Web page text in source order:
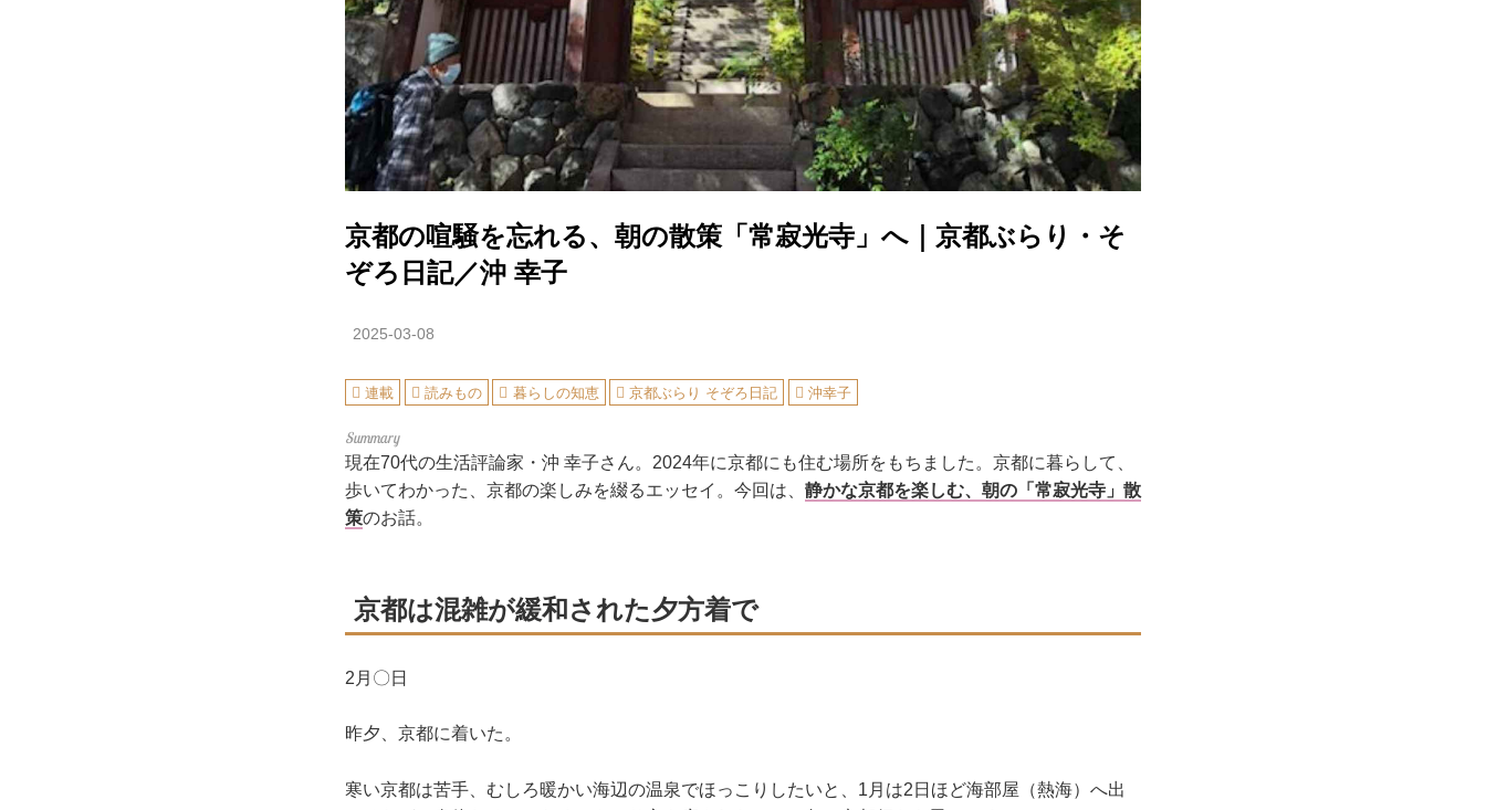
京都の喧騒を忘れる、朝の散策「常寂光寺」へ｜京都ぶらり・そ
ぞろ日記／沖 幸子
2025-03-08
連載 読みもの 暮らしの知恵 京都ぶらり そぞろ日記 沖幸子
現在70代の生活評論家・沖 幸子さん。2024年に京都にも住む場所をもちました。京都に暮らして、
歩いてわかった、京都の楽しみを綴るエッセイ。今回は、 静かな京都を楽しむ、朝の「常寂光寺」散
策のお話。
京都は混雑が緩和された夕方着で
2月〇日
昨夕、京都に着いた。
寒い京都は苦手、むしろ暖かい海辺の温泉でほっこりしたいと、1月は2日ほど海部屋（熱海）へ出